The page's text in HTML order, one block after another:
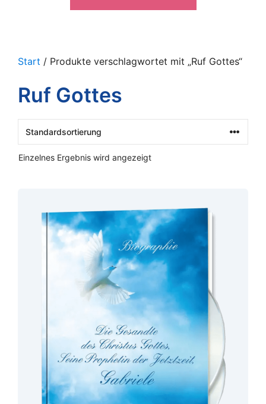
Start / Produkte verschlagwortet mit „Ruf Gottes“
Ruf Gottes
Einzelnes Ergebnis wird angezeigt